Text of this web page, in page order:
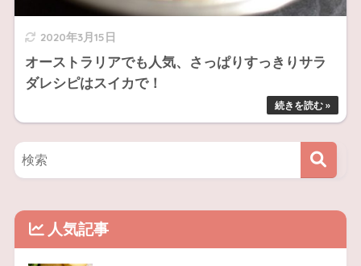
2020年3月15日
オーストラリアでも人気、さっぱりすっきりサラ
ダレシピはスイカで！
人気記事